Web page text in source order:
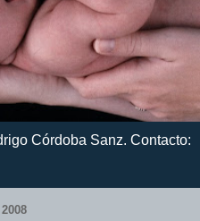
Córdoba Sanz. Contacto: